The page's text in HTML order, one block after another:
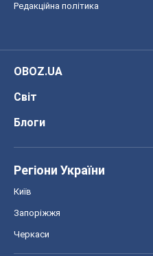
Редакційна політика
OBOZ.UA
Світ
Блоги
Регіони України
Київ
Запоріжжя
Черкаси